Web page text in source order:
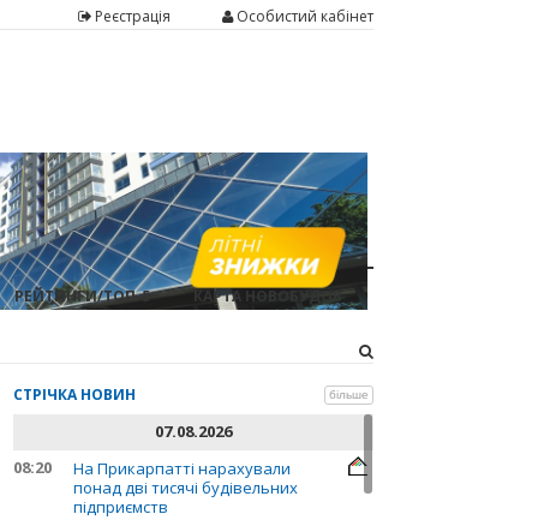
Реєстрація Особистий кабінет
РЕЙТИНГИ/ТОП-5 КАРТА НОВОБУДОВ
СТРІЧКА НОВИН більше
07.08.2026
08:20
На Прикарпатті нарахували
понад дві тисячі будівельних
підприємств